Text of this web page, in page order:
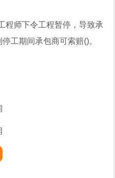
程师下令工程暂停，导致承
工期间承包商可索赔()。